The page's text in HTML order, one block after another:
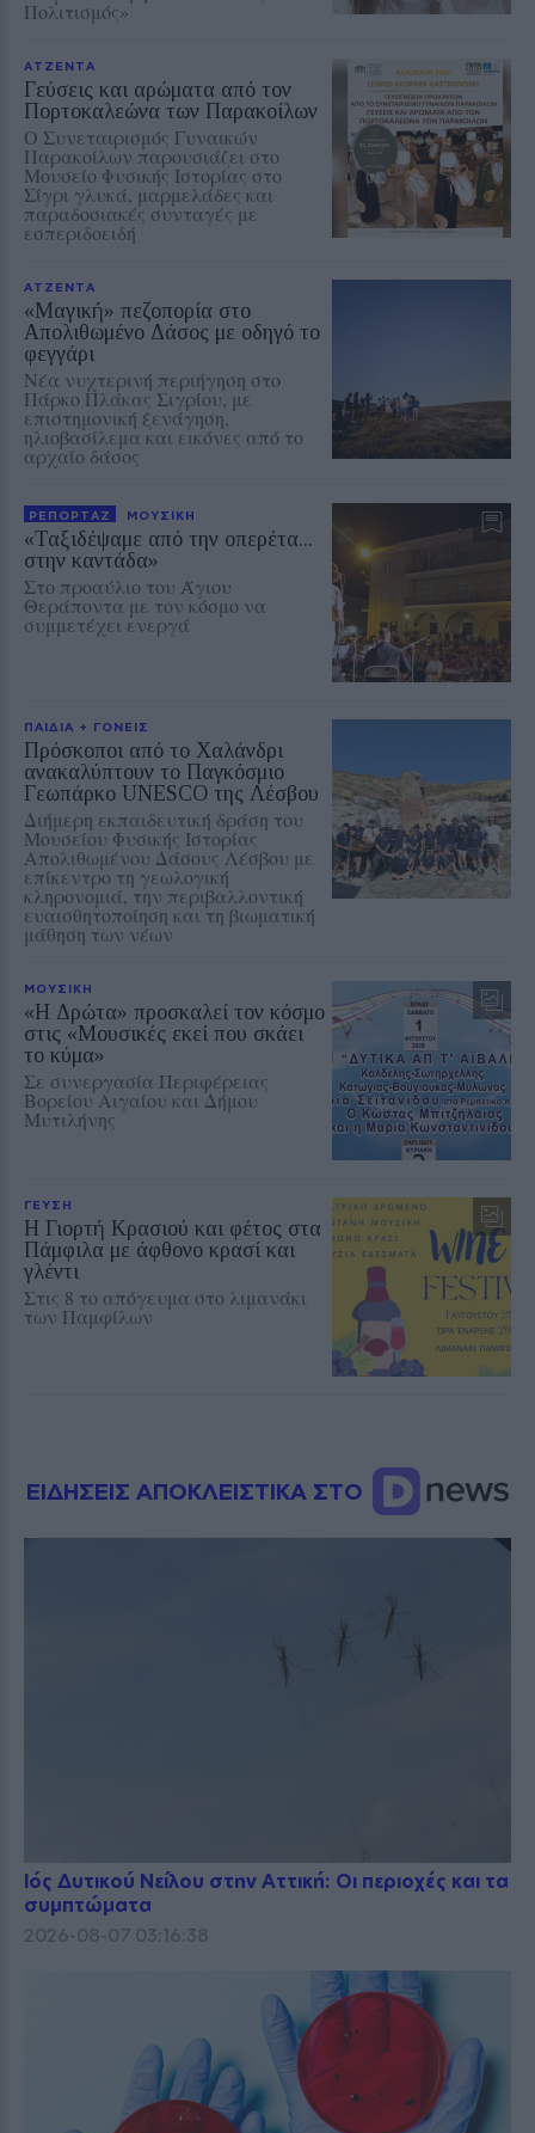
Πολιτισμός»
ΑΤΖΕΝΤΑ
Γεύσεις και αρώματα από τον
Πορτοκαλεώνα των Παρακοίλων
Ο Συνεταιρισμός Γυναικών
Παρακοίλων παρουσιάζει στο
Μουσείο Φυσικής Ιστορίας στο
Σίγρι γλυκά, μαρμελάδες και
παραδοσιακές συνταγές με
εσπεριδοειδή
ΑΤΖΕΝΤΑ
«Μαγική» πεζοπορία στο
Απολιθωμένο Δάσος με οδηγό το
φεγγάρι
Νέα νυχτερινή περιήγηση στο
Πάρκο Πλάκας Σιγρίου, με
επιστημονική ξενάγηση,
ηλιοβασίλεμα και εικόνες από το
αρχαίο δάσος
ΡΕΠΟΡΤΑΖ ΜΟΥΣΙΚΗ
«Ταξιδέψαμε από την οπερέτα...
στην καντάδα»
Στο προαύλιο του Άγιου
Θεράποντα με τον κόσμο να
συμμετέχει ενεργά
ΠΑΙΔΙΑ + ΓΟΝΕΙΣ
Πρόσκοποι από το Χαλάνδρι
ανακαλύπτουν το Παγκόσμιο
Γεωπάρκο UNESCO της Λέσβου
Διήμερη εκπαιδευτική δράση του
Μουσείου Φυσικής Ιστορίας
Απολιθωμένου Δάσους Λέσβου με
επίκεντρο τη γεωλογική
κληρονομιά, την περιβαλλοντική
ευαισθητοποίηση και τη βιωματική
μάθηση των νέων
ΜΟΥΣΙΚΗ
«Η Δρώτα» προσκαλεί τον κόσμο
στις «Μουσικές εκεί που σκάει
το κύμα»
Σε συνεργασία Περιφέρειας
Βορείου Αιγαίου και Δήμου
Μυτιλήνης
ΓΕΥΣΗ
Η Γιορτή Κρασιού και φέτος στα
Πάμφιλα με άφθονο κρασί και
γλέντι
Στις 8 το απόγευμα στο λιμανάκι
των Παμφίλων
ΕΙΔΗΣΕΙΣ ΑΠΟΚΛΕΙΣΤΙΚΑ ΣΤΟ
Ιός Δυτικού Νείλου στην Αττική: Οι περιοχές και τα
συμπτώματα
2026-08-07 03:16:38